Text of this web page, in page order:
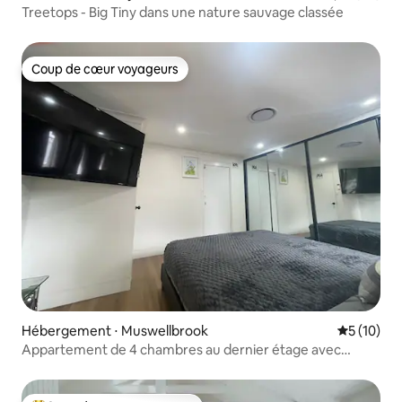
Treetops - Big Tiny dans une nature sauvage classée
Coup de cœur voyageurs
Coup de cœur voyageurs
Hébergement ⋅ Muswellbrook
5 (10)
Appartement de 4 chambres au dernier étage avec